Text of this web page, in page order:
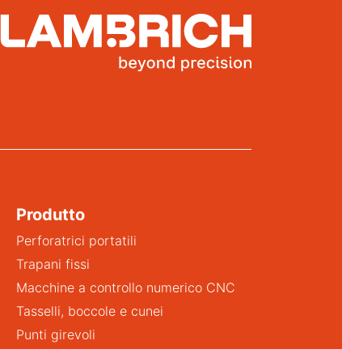
Produtto
Perforatrici portatili
Trapani fissi
Macchine a controllo numerico CNC
Tasselli, boccole e cunei
Punti girevoli